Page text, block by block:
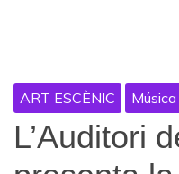
ART ESCÈNIC Música
L’Auditori